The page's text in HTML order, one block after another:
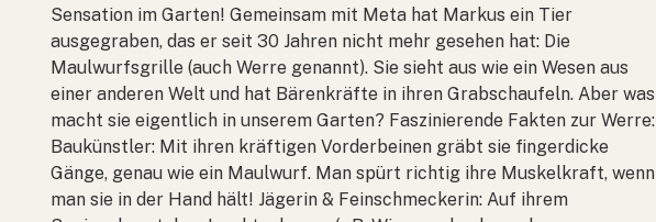
Sensation im Garten! Gemeinsam mit Meta hat Markus ein Tier
ausgegraben, das er seit 30 Jahren nicht mehr gesehen hat: Die
Maulwurfsgrille (auch Werre genannt). Sie sieht aus wie ein Wesen aus
einer anderen Welt und hat Bärenkräfte in ihren Grabschaufeln. Aber was
macht sie eigentlich in unserem Garten? Faszinierende Fakten zur Werre:
Baukünstler: Mit ihren kräftigen Vorderbeinen gräbt sie fingerdicke
Gänge, genau wie ein Maulwurf. Man spürt richtig ihre Muskelkraft, wenn
man sie in der Hand hält! Jägerin & Feinschmeckerin: Auf ihrem